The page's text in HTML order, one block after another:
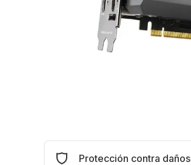
Protección contra daños